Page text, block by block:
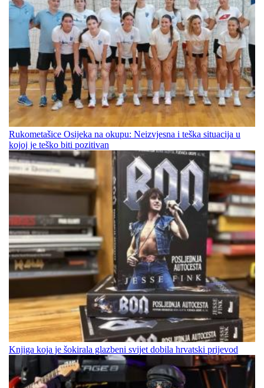
Rukometašice Osijeka na okupu: Neizvjesna i teška situacija u
kojoj je teško biti pozitivan
Knjiga koja je šokirala glazbeni svijet dobila hrvatski prijevod